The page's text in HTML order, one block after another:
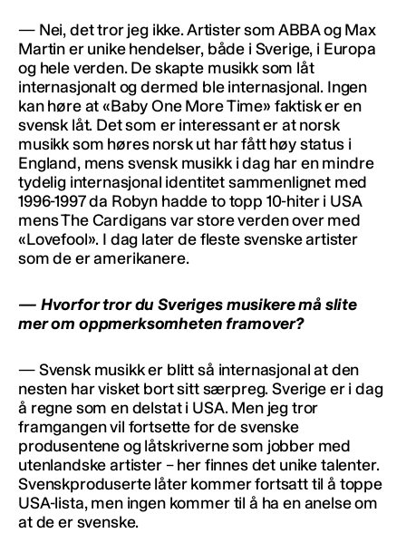
— Nei, det tror jeg ikke. Artister som ABBA og Max
Martin er unike hendelser, både i Sverige, i Europa
og hele verden. De skapte musikk som låt
internasjonalt og dermed ble internasjonal. Ingen
kan høre at «Baby One More Time» faktisk er en
svensk låt. Det som er interessant er at norsk
musikk som høres norsk ut har fått høy status i
England, mens svensk musikk i dag har en mindre
tydelig internasjonal identitet sammenlignet med
1996-1997 da Robyn hadde to topp 10-hiter i USA
mens The Cardigans var store verden over med
«Lovefool». I dag later de fleste svenske artister
som de er amerikanere.
— Hvorfor tror du Sveriges musikere må slite
mer om oppmerksomheten framover?
— Svensk musikk er blitt så internasjonal at den
nesten har visket bort sitt særpreg. Sverige er i dag
å regne som en delstat i USA. Men jeg tror
framgangen vil fortsette for de svenske
produsentene og låtskriverne som jobber med
utenlandske artister – her finnes det unike talenter.
Svenskproduserte låter kommer fortsatt til å toppe
USA-lista, men ingen kommer til å ha en anelse om
at de er svenske.